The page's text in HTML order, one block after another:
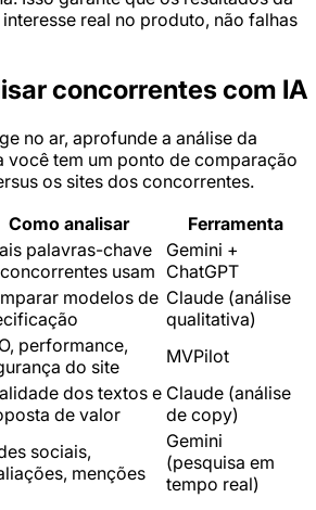
real no produto, não falhas
concorrentes com IA
no ar, aprofunde a análise da
você tem um ponto de comparação
os sites dos concorrentes.
Como analisar
Ferramenta
palavras-chave
usam
Gemini +
ChatGPT
modelos de Claude (análise
qualitativa)
performance,
do site
MVPilot
dos textos e
de valor
Claude (análise
de copy)
sociais,
menções
Gemini
(pesquisa em
tempo real)